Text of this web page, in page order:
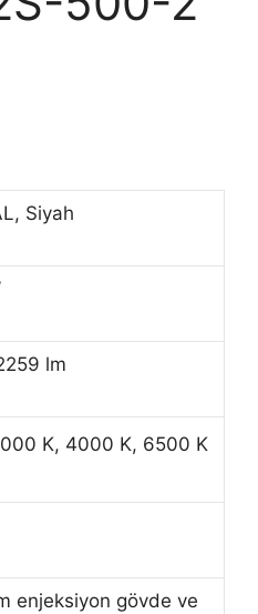
Siyah
lm
K, 4000 K, 6500 K
enjeksiyon gövde ve